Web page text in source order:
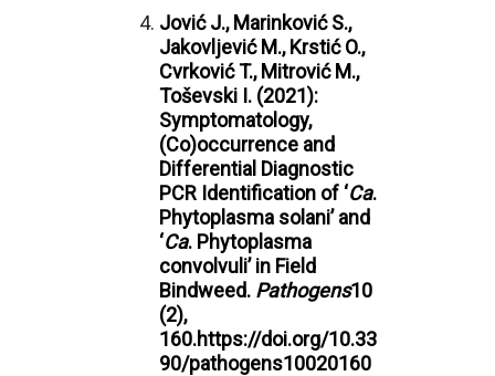
Jović J., Marinković S.,
Jakovljević M., Krstić O.,
Cvrković T., Mitrović M.,
Toševski I. (2021):
Symptomatology,
(Co)occurrence and
Differential Diagnostic
PCR Identification of ‘Ca.
Phytoplasma solani’ and
‘Ca. Phytoplasma
convolvuli’ in Field
Bindweed. Pathogens10
(2),
160.https://doi.org/10.33
90/pathogens10020160